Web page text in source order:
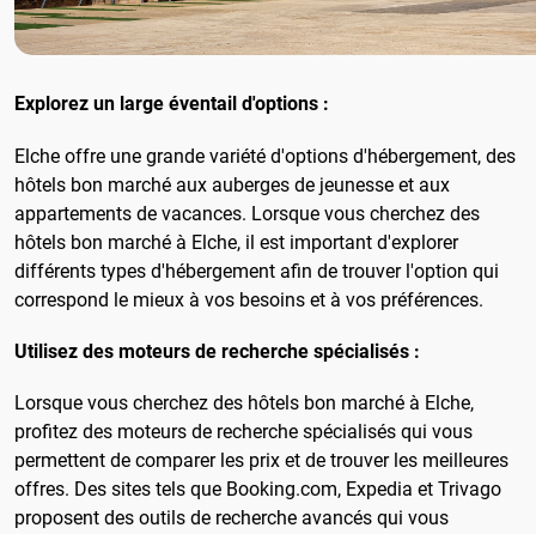
Explorez un large éventail d'options :
Elche offre une grande variété d'options d'hébergement, des
hôtels bon marché aux auberges de jeunesse et aux
appartements de vacances. Lorsque vous cherchez des
hôtels bon marché à Elche, il est important d'explorer
différents types d'hébergement afin de trouver l'option qui
correspond le mieux à vos besoins et à vos préférences.
Utilisez des moteurs de recherche spécialisés :
Lorsque vous cherchez des hôtels bon marché à Elche,
profitez des moteurs de recherche spécialisés qui vous
permettent de comparer les prix et de trouver les meilleures
offres. Des sites tels que Booking.com, Expedia et Trivago
proposent des outils de recherche avancés qui vous